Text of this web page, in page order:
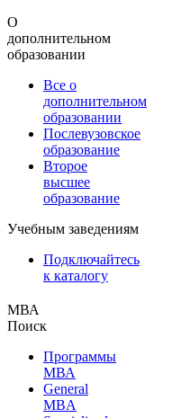
О
дополнительном
образовании
Все о
дополнительном
образовании
Послевузовское
образование
Второе
высшее
образование
Учебным заведениям
Подключайтесь
к каталогу
МВА
Поиск
Программы
МВА
General
MBA